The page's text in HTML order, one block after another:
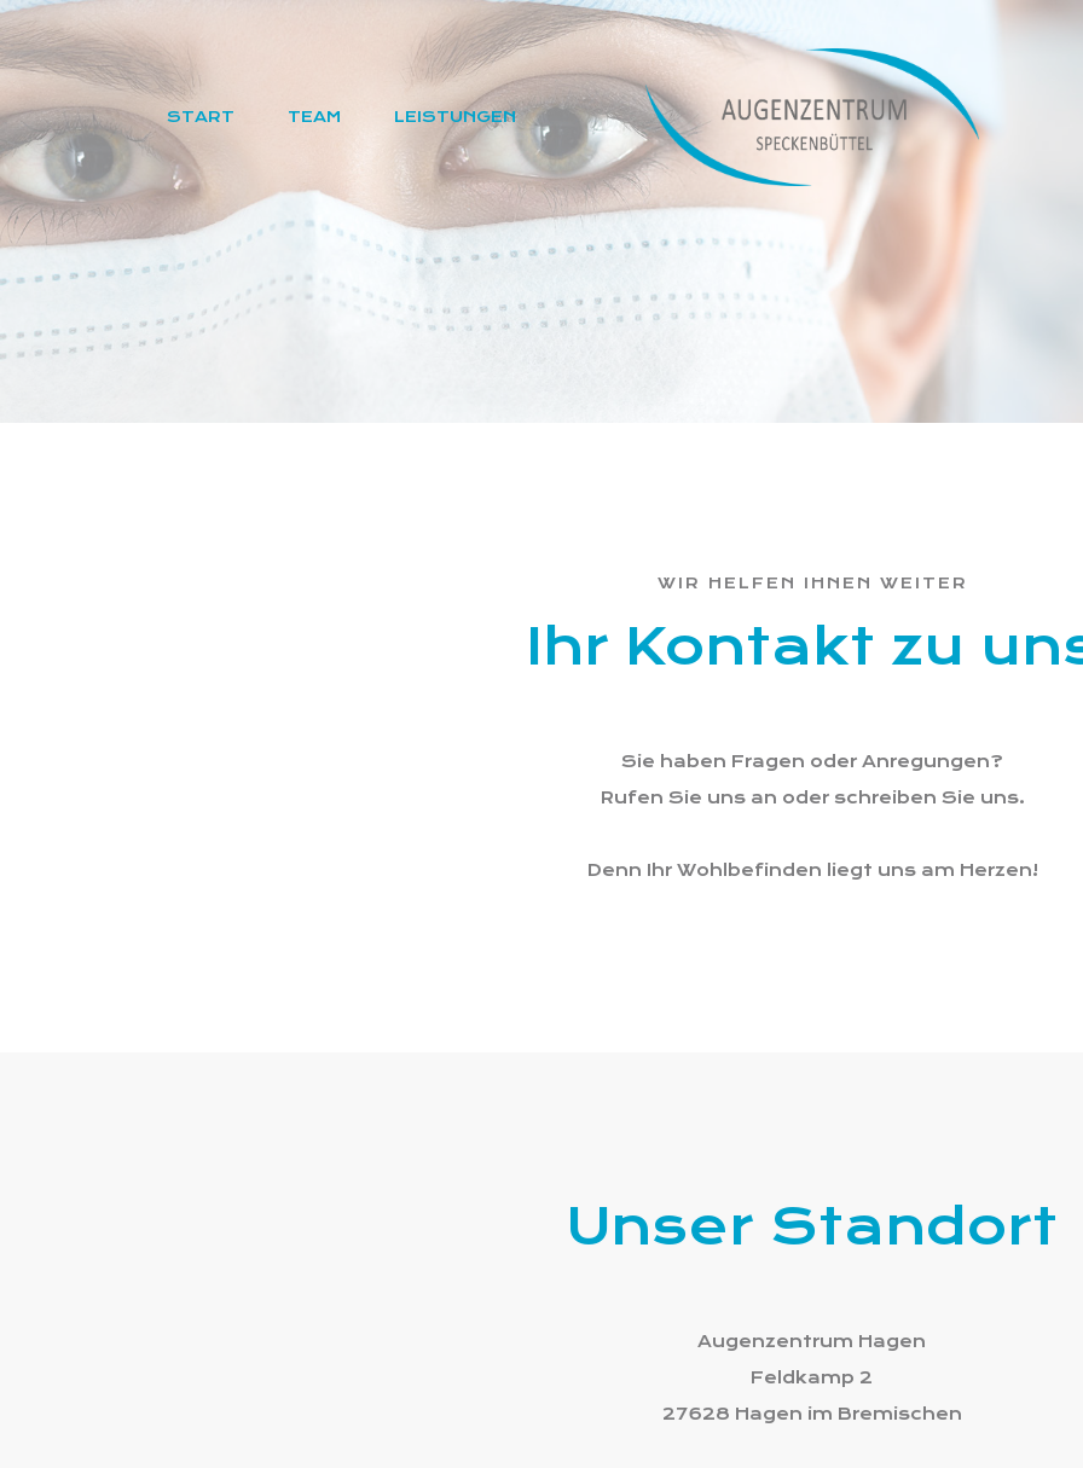
START TEAM LEISTUNGEN
WIR HELFEN IHNEN WEITER
Ihr Kontakt zu
Sie haben Fragen oder Anregungen?
Rufen Sie uns an oder schreiben Sie uns.
Denn Ihr Wohlbefinden liegt uns am Herzen!
Unser Standort
Augenzentrum Hagen
Feldkamp 2
27628 Hagen im Bremischen